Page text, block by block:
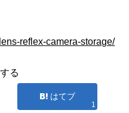
reflex-camera-storage/
る
はてブ
1